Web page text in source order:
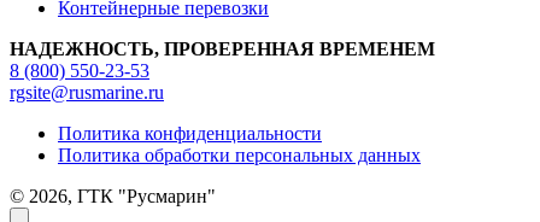
Контейнерные перевозки
НАДЕЖНОСТЬ, ПРОВЕРЕННАЯ ВРЕМЕНЕМ
8 (800) 550-23-53
rgsite@rusmarine.ru
Политика конфиденциальности
Политика обработки персональных данных
© 2026, ГТК "Русмарин"